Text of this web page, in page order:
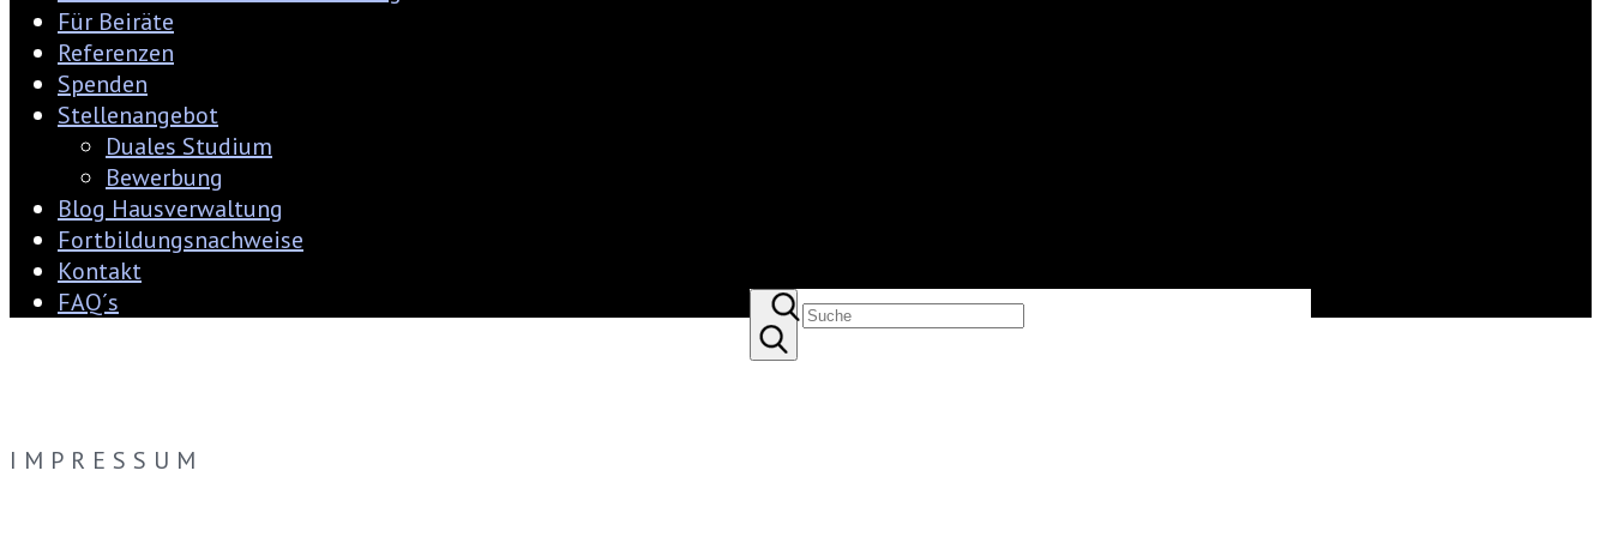
Für Beiräte
Referenzen
Spenden
Stellenangebot
Duales Studium
Bewerbung
Blog Hausverwaltung
Fortbildungsnachweise
Kontakt
FAQ´s
IMPRESSUM